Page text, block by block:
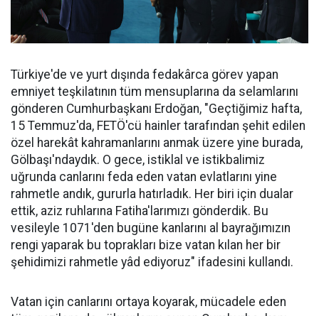
Türkiye'de ve yurt dışında fedakârca görev yapan
emniyet teşkilatının tüm mensuplarına da selamlarını
gönderen Cumhurbaşkanı Erdoğan, "Geçtiğimiz hafta,
15 Temmuz'da, FETÖ'cü hainler tarafından şehit edilen
özel harekât kahramanlarını anmak üzere yine burada,
Gölbaşı'ndaydık. O gece, istiklal ve istikbalimiz
uğrunda canlarını feda eden vatan evlatlarını yine
rahmetle andık, gururla hatırladık. Her biri için dualar
ettik, aziz ruhlarına Fatiha'larımızı gönderdik. Bu
vesileyle 1071'den bugüne kanlarını al bayrağımızın
rengi yaparak bu toprakları bize vatan kılan her bir
şehidimizi rahmetle yâd ediyoruz" ifadesini kullandı.
Vatan için canlarını ortaya koyarak, mücadele eden